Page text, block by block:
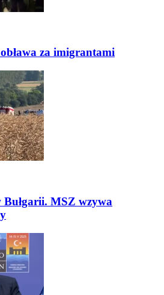
za imigrantami
Bułgarii. MSZ wzywa